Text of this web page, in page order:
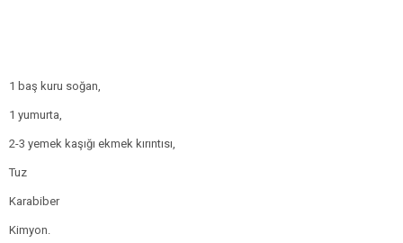
1 baş kuru soğan,
1 yumurta,
2-3 yemek kaşığı ekmek kırıntısı,
Tuz
Karabiber
Kimyon.